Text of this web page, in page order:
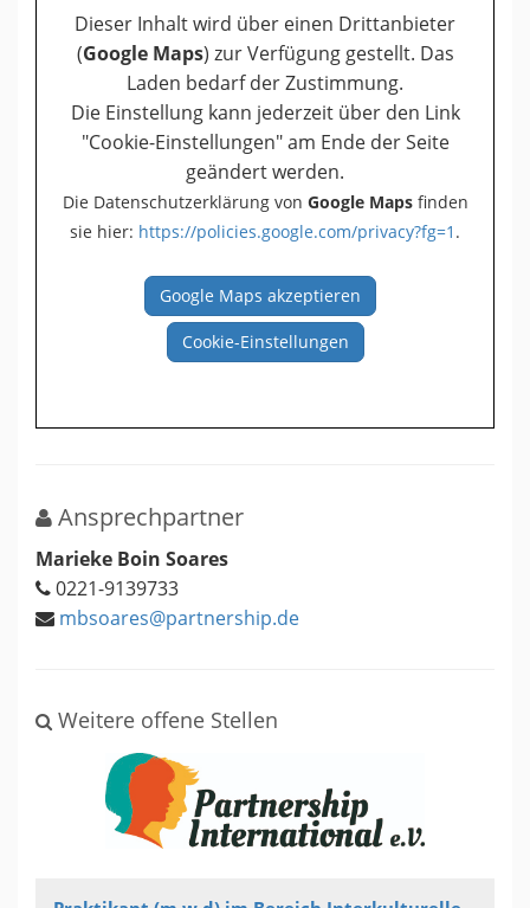
Dieser Inhalt wird über einen Drittanbieter
(Google Maps) zur Verfügung gestellt. Das
Laden bedarf der Zustimmung.
Die Einstellung kann jederzeit über den Link
"Cookie-Einstellungen" am Ende der Seite
geändert werden.
Die Datenschutzerklärung von Google Mapsfinden
sie hier: https://policies.google.com/privacy?fg=1 .
Google Maps akzeptieren
Cookie-Einstellungen
Ansprechpartner
Marieke Boin Soares
0221-9139733
mbsoares@partnership.de
Weitere offene Stellen